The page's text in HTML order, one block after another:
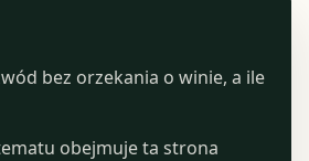
bez orzekania o winie, a ile
obejmuje ta strona